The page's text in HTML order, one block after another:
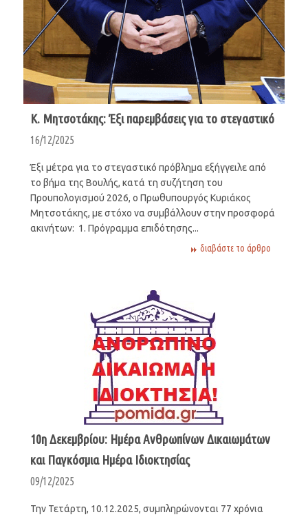
Κ. Μητσοτάκης: Έξι παρεμβάσεις για το στεγαστικό
16/12/2025
Έξι μέτρα για το στεγαστικό πρόβλημα εξήγγειλε από
το βήμα της Βουλής, κατά τη συζήτηση του
Προυπολογισμού 2026, ο Πρωθυπουργός Κυριάκος
Μητσοτάκης, με στόχο να συμβάλλουν στην προσφορά
ακινήτων: 1. Πρόγραμμα επιδότησης...
διαβάστε το άρθρο
10η Δεκεμβρίου: Ημέρα Ανθρωπίνων Δικαιωμάτων
και Παγκόσμια Ημέρα Ιδιοκτησίας
09/12/2025
Την Τετάρτη, 10.12.2025, συμπληρώνονται 77 χρόνια